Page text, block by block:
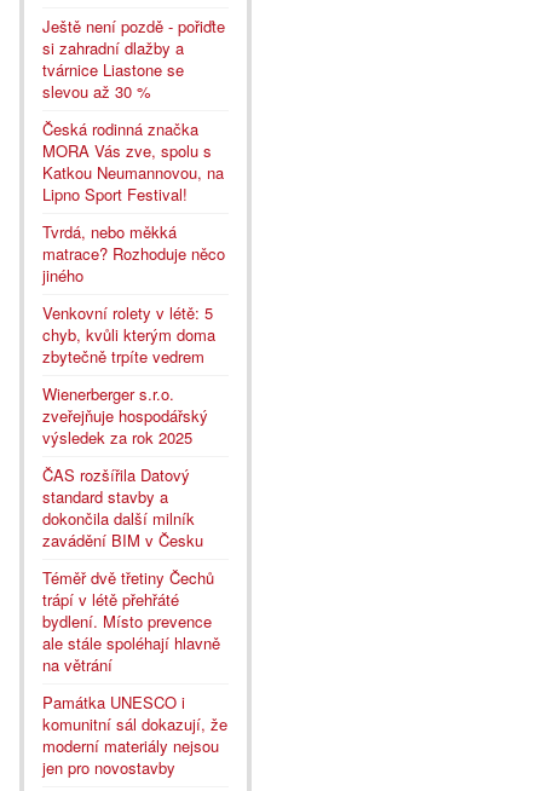
Ještě není pozdě - pořiďte
si zahradní dlažby a
tvárnice Liastone se
slevou až 30 %
Česká rodinná značka
MORA Vás zve, spolu s
Katkou Neumannovou, na
Lipno Sport Festival!
Tvrdá, nebo měkká
matrace? Rozhoduje něco
jiného
Venkovní rolety v létě: 5
chyb, kvůli kterým doma
zbytečně trpíte vedrem
Wienerberger s.r.o.
zveřejňuje hospodářský
výsledek za rok 2025
ČAS rozšířila Datový
standard stavby a
dokončila další milník
zavádění BIM v Česku
Téměř dvě třetiny Čechů
trápí v létě přehřáté
bydlení. Místo prevence
ale stále spoléhají hlavně
na větrání
Památka UNESCO i
komunitní sál dokazují, že
moderní materiály nejsou
jen pro novostavby